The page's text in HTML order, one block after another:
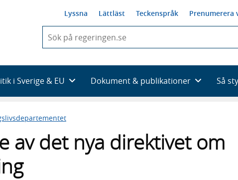
Lyssna Lättläst Teckenspråk Prenumerera
du
skriva
framträder
en
med
i Sverige & EU Dokument & publikationer Så
av det nya direktivet om